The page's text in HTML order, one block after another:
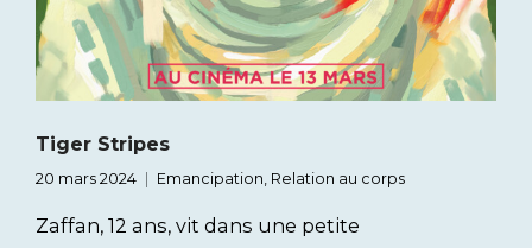
Tiger Stripes
20 mars 2024 Emancipation, Relation au corps
Zaffan, 12 ans, vit dans une petite